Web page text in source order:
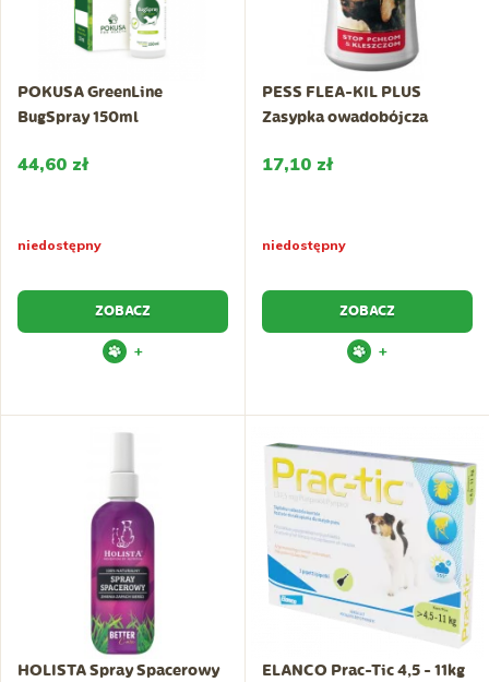
POKUSA GreenLine
BugSpray 150ml
44,60 zł
niedostępny
ZOBACZ
+
PESS FLEA-KIL PLUS
Zasypka owadobójcza
17,10 zł
niedostępny
ZOBACZ
+
HOLISTA Spray Spacerowy
ELANCO Prac-Tic 4,5 - 11kg